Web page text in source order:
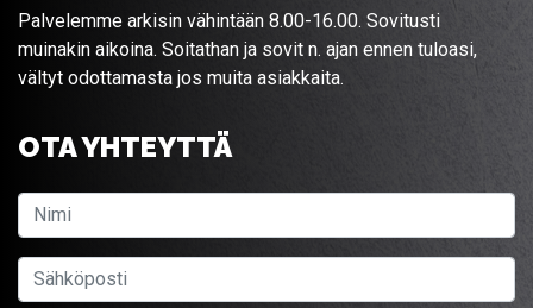
Palvelemme arkisin vähintään 8.00-16.00. Sovitusti
muinakin aikoina. Soitathan ja sovit n. ajan ennen tuloasi,
vältyt odottamasta jos muita asiakkaita.
OTA YHTEYTTÄ